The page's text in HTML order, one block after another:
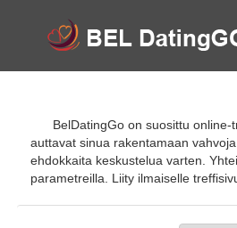
BelDatingGo on suosittu
auttavat sinua rakentamaan
ehdokkaita keskustelua varten.
parametreilla. Liity ilmaiselle